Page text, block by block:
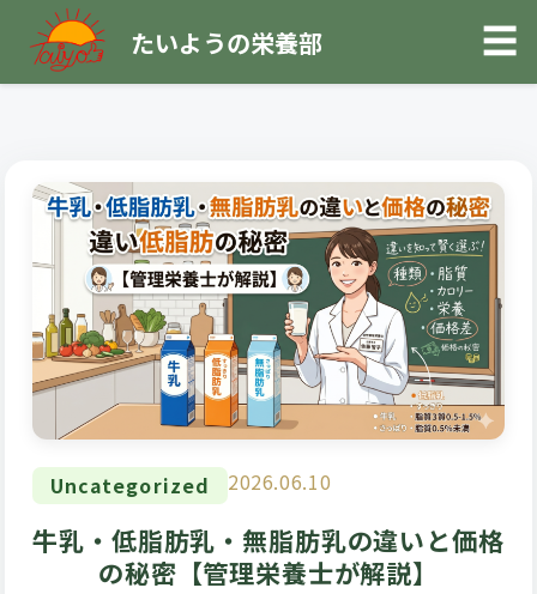
たいようの栄養部 ☰
Uncategorized 2026.06.10
牛乳・低脂肪乳・無脂肪乳の違いと価格
の秘密【管理栄養士が解説】